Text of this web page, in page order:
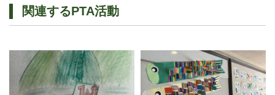
関連するPTA活動